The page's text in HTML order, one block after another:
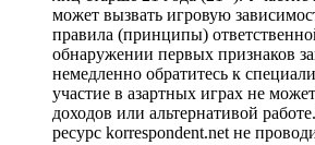
может вызвать игровую
правила (принципы)
обнаружении первых признаков
немедленно обратитесь к
участие в азартных играх не
доходов или альтернативой
ресурс korrespondent.net не